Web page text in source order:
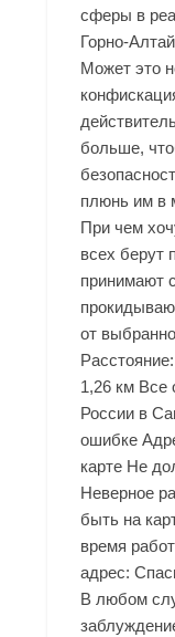
сферы в
Горно-
Может это
больше,
плюнь им в
При чем
всех берут
принимают
от
Расстояние:
1,26 км Все
России в
ошибке
карте Не
Неверное
быть на
время
адрес:
В любом